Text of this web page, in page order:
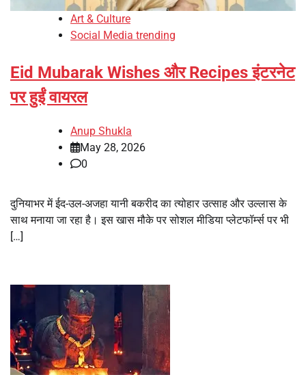
Art & Culture
Social Media trending
Eid Mubarak Wishes और Recipes इंटरनेट
पर हुईं वायरल
Anup Shukla
May 28, 2026
0
दुनियाभर में ईद-उल-अजहा यानी बकरीद का त्योहार उत्साह और उल्लास के
साथ मनाया जा रहा है। इस खास मौके पर सोशल मीडिया प्लेटफॉर्म्स पर भी
[…]